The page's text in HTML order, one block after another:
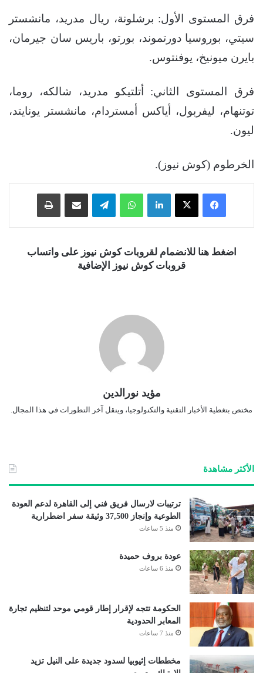
فرق المستوى الأول: برشلونة، ريال مدريد، مانشستر
سيتي، بوروسيا دورتموند، بورتو، باريس سان جيرمان،
بايرن ميونيخ، يوفنتوس.
فرق المستوى الثاني: أتلتيكو مدريد، شالكه، روما،
توتنهام، ليفربول، أياكس أمستردام، مانشستر يونايتد،
ليون.
الخرطوم (كوش نيوز).
فيسبوك ‫X لينكدإن واتساب تيلقرام
اضغط هنا للانضمام لقروبات كوش نيوز على واتساب
قروبات كوش نيوز الإضافية
مؤيد نورالدين
مختص بتغطية الأخبار التقنية والتكنولوجيا، وينقل آخر التطورات في هذا المجال.
الأكثر مشاهدة
ترتيبات لارسال فريق فني إلى القاهرة لدعم العودة
الطوعية وإنجاز 37,500 وثيقة سفر اضطرارية
منذ 5 ساعات
عودة بروف حميدة
منذ 6 ساعات
الحكومة تتجه لإقرار إطار قومي موحد لتنظيم تجارة
المعابر الحدودية
منذ 7 ساعات
مخططات إثيوبيا لسدود جديدة على النيل تزيد